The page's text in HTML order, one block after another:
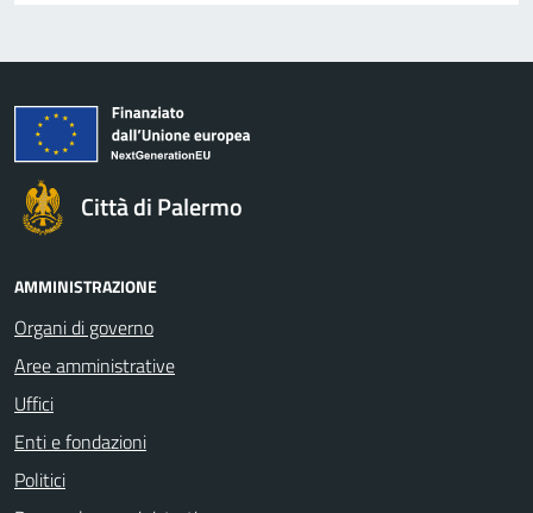
Città di Palermo
AMMINISTRAZIONE
Organi di governo
Aree amministrative
Uffici
Enti e fondazioni
Politici